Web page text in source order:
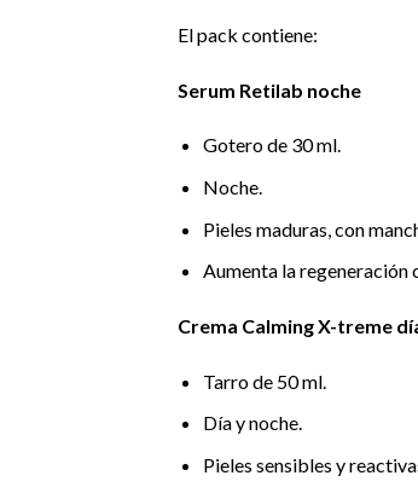
El pack contiene:
Serum Retilab noche
Gotero de 30 ml.
Noche.
Pieles maduras, con
Aumenta la regeneración
Crema Calming X-treme
Tarro de 50 ml.
Día y noche.
Pieles sensibles y